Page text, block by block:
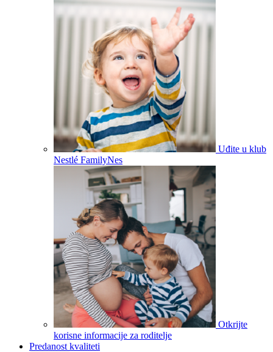
Uđite u klub
Nestlé FamilyNes
Otkrijte
korisne informacije za roditelje
Predanost kvaliteti